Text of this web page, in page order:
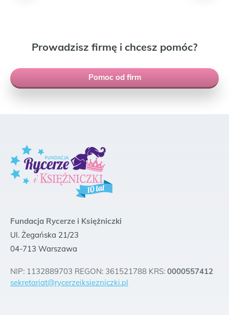
Prowadzisz firmę i chcesz pomóc?
Pomoc od firm
Fundacja Rycerze i Księżniczki
Ul. Żegańska 21/23
04-713 Warszawa
NIP: 1132889703 REGON: 361521788 KRS: 0000557412
sekretariat@rycerzeiksiezniczki.pl